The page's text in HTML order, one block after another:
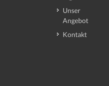
Unser
Angebot
Kontakt